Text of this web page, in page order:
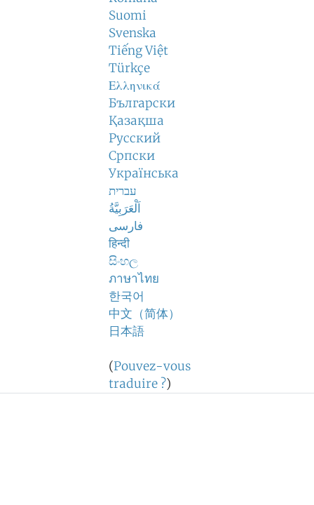
Suomi
Svenska
Tiếng Việt
Türkçe
Ελληνικά
Български
Қазақша
Русский
Српски
Українська
עברית
اَلْعَرَبِيَّةُ
فارسی
हिन्दी
සිංහල
ภาษาไทย
한국어
中文（简体）
日本語
(Pouvez-vous
traduire ?)